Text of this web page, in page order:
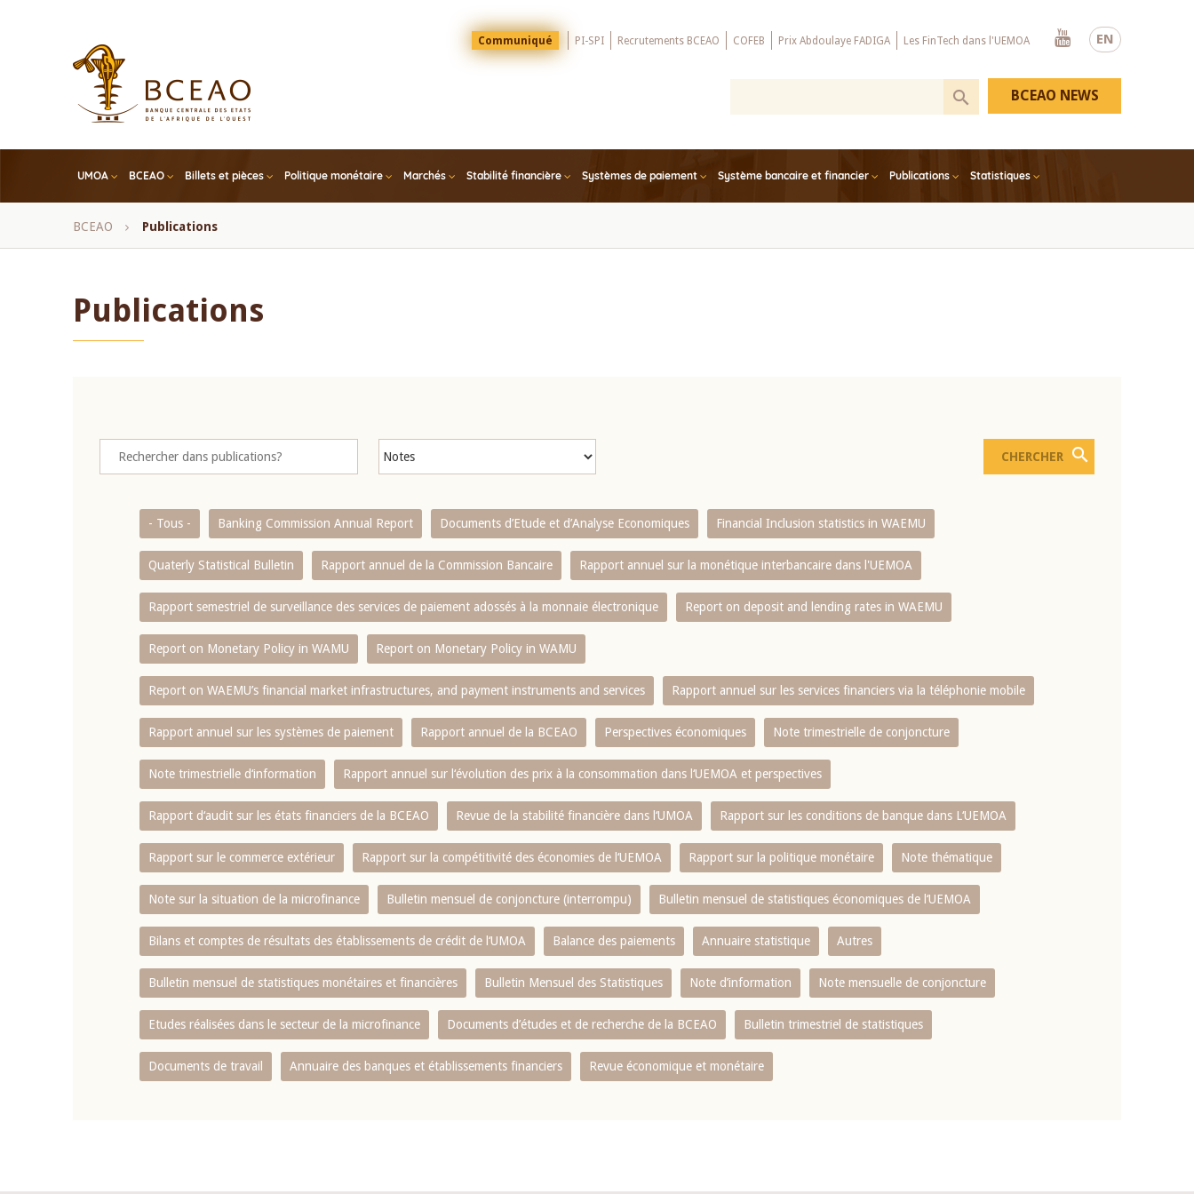
EN
Menu
Top
Communiqué PI-SPI Recrutements BCEAO COFEB Prix Abdoulaye FADIGA Les FinTech dans l'UEMOA
Youtube
UMOA BCEAO Billets et pièces Politique monétaire Marchés Stabilité financière Systèmes de paiement Système bancaire et financier Publications Statistiques
BCEAO NEWS
Fil
BCEAO Publications
Publications
- Tous - Banking Commission Annual Report Documents d’Etude et d’Analyse Economiques Financial Inclusion statistics in WAEMU
Quaterly Statistical Bulletin Rapport annuel de la Commission Bancaire Rapport annuel sur la monétique interbancaire dans l'UEMOA
Rapport semestriel de surveillance des services de paiement adossés à la monnaie électronique Report on deposit and lending rates in WAEMU
Report on Monetary Policy in WAMU Report on Monetary Policy in WAMU
Report on WAEMU’s financial market infrastructures, and payment instruments and services Rapport annuel sur les services financiers via la téléphonie mobile
Rapport annuel sur les systèmes de paiement Rapport annuel de la BCEAO Perspectives économiques Note trimestrielle de conjoncture
Note trimestrielle d‘information Rapport annuel sur l‘évolution des prix à la consommation dans l‘UEMOA et perspectives
Rapport d‘audit sur les états financiers de la BCEAO Revue de la stabilité financière dans l‘UMOA Rapport sur les conditions de banque dans L‘UEMOA
Rapport sur le commerce extérieur Rapport sur la compétitivité des économies de l‘UEMOA Rapport sur la politique monétaire Note thématique
Note sur la situation de la microfinance Bulletin mensuel de conjoncture (interrompu) Bulletin mensuel de statistiques économiques de l‘UEMOA
Bilans et comptes de résultats des établissements de crédit de l‘UMOA Balance des paiements Annuaire statistique Autres
Bulletin mensuel de statistiques monétaires et financières Bulletin Mensuel des Statistiques Note d’information Note mensuelle de conjoncture
Etudes réalisées dans le secteur de la microfinance Documents d’études et de recherche de la BCEAO Bulletin trimestriel de statistiques
Documents de travail Annuaire des banques et établissements financiers Revue économique et monétaire